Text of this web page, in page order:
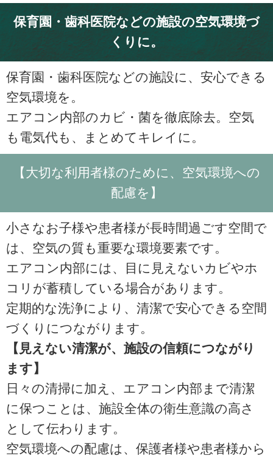
保育園・歯科医院などの施設の空気環境づ
くりに。
保育園・歯科医院などの施設に、安心できる
空気環境を。
エアコン内部のカビ・菌を徹底除去。空気
も電気代も、まとめてキレイに。
【大切な利用者様のために、空気環境への
配慮を】
小さなお子様や患者様が長時間過ごす空間で
は、空気の質も重要な環境要素です。
エアコン内部には、目に見えないカビやホ
コリが蓄積している場合があります。
定期的な洗浄により、清潔で安心できる空間
づくりにつながります。
【見えない清潔が、施設の信頼につながり
ます】
日々の清掃に加え、エアコン内部まで清潔
に保つことは、施設全体の衛生意識の高さ
として伝わります。
空気環境への配慮は、保護者様や患者様から